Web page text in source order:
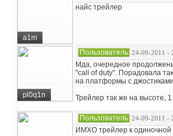
a1m
найс трейлер
pl0q1n
Пользователь 24-09-2011 -
Мда, очередное
"call of duty". Порадовала
на платформы с
Трейлер так же на высоте,
Пользователь 24-09-2011 -
ИМХО трейлер к одиночной